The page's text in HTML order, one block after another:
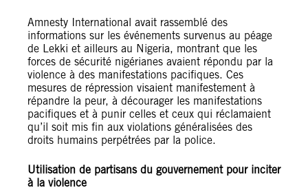
Amnesty International avait rassemblé des
informations sur les événements survenus au péage
de Lekki et ailleurs au Nigeria, montrant que les
forces de sécurité nigérianes avaient répondu par la
violence à des manifestations pacifiques. Ces
mesures de répression visaient manifestement à
répandre la peur, à décourager les manifestations
pacifiques et à punir celles et ceux qui réclamaient
qu’il soit mis fin aux violations généralisées des
droits humains perpétrées par la police.
Utilisation de partisans du gouvernement pour inciter
à la violence